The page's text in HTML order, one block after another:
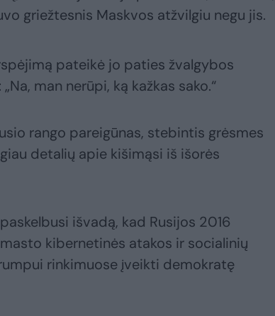
griežtesnis Maskvos atžvilgiu negu jis.
pateikė jo paties žvalgybos
man nerūpi, ką kažkas sako.“
rango pareigūnas, stebintis grėsmes
detalių apie kišimąsi iš išorės
išvadą, kad Rusijos 2016
kibernetinės atakos ir socialinių
rinkimuose įveikti demokratę